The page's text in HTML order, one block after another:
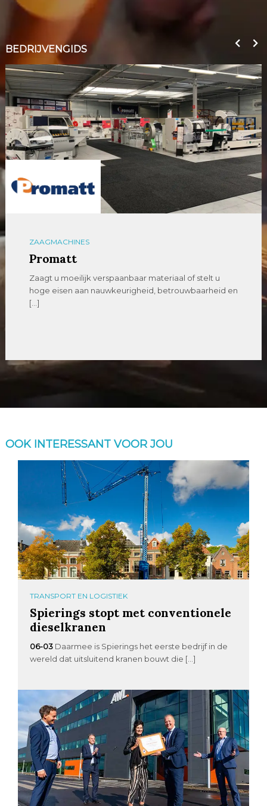
BEDRIJVENGIDS
ZAAGMACHINES
Promatt
Zaagt u moeilijk verspaanbaar materiaal of stelt u
hoge eisen aan nauwkeurigheid, betrouwbaarheid en
[…]
OOK INTERESSANT VOOR JOU
TRANSPORT EN LOGISTIEK
Spierings stopt met conventionele
dieselkranen
06-03 Daarmee is Spierings het eerste bedrijf in de
wereld dat uitsluitend kranen bouwt die […]